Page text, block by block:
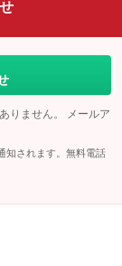
りません。 メールア
知されます。無料電話